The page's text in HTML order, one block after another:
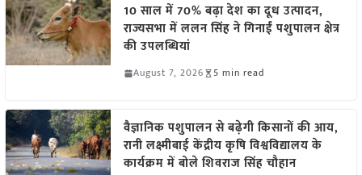
10 साल में 70% बढ़ा देश का दूध उत्पादन,
राज्यसभा में ललन सिंह ने गिनाईं पशुपालन क्षेत्र
की उपलब्धियां
August 7, 2026 5 min read
वैज्ञानिक पशुपालन से बढ़ेगी किसानों की आय,
रानी लक्ष्मीबाई केंद्रीय कृषि विश्वविद्यालय के
कार्यक्रम में बोले शिवराज सिंह चौहान